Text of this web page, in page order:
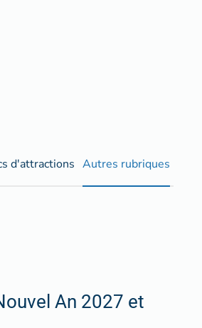
d'attractions Autres rubriques
An 2027 et